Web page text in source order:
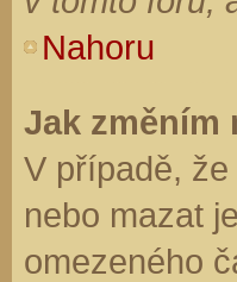
Nahoru
Jak změním
V případě,
nebo mazat
omezeného